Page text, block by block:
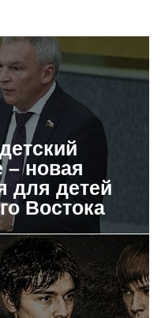
– новая
для детей
Востока